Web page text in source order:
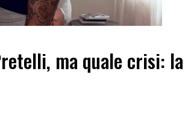
ma quale crisi: la